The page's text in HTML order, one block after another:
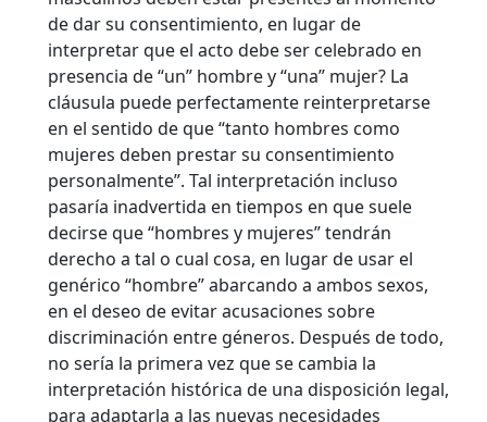
de dar su consentimiento, en lugar de
interpretar que el acto debe ser celebrado en
presencia de “un” hombre y “una” mujer? La
cláusula puede perfectamente reinterpretarse
en el sentido de que “tanto hombres como
mujeres deben prestar su consentimiento
personalmente”. Tal interpretación incluso
pasaría inadvertida en tiempos en que suele
decirse que “hombres y mujeres” tendrán
derecho a tal o cual cosa, en lugar de usar el
genérico “hombre” abarcando a ambos sexos,
en el deseo de evitar acusaciones sobre
discriminación entre géneros. Después de todo,
no sería la primera vez que se cambia la
interpretación histórica de una disposición legal,
para adaptarla a las nuevas necesidades